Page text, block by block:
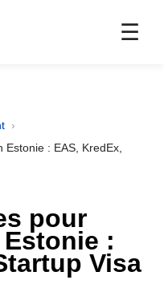
☰
: EAS, KredEx,
pour
:
Visa